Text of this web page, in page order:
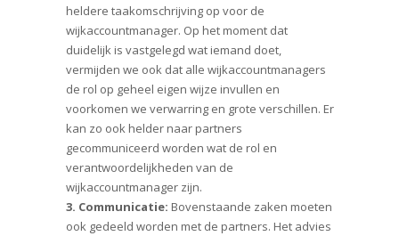
heldere taakomschrijving op voor de
wijkaccountmanager. Op het moment dat
duidelijk is vastgelegd wat iemand doet,
vermijden we ook dat alle wijkaccountmanagers
de rol op geheel eigen wijze invullen en
voorkomen we verwarring en grote verschillen. Er
kan zo ook helder naar partners
gecommuniceerd worden wat de rol en
verantwoordelijkheden van de
wijkaccountmanager zijn.
3. Communicatie: Bovenstaande zaken moeten
ook gedeeld worden met de partners. Het advies